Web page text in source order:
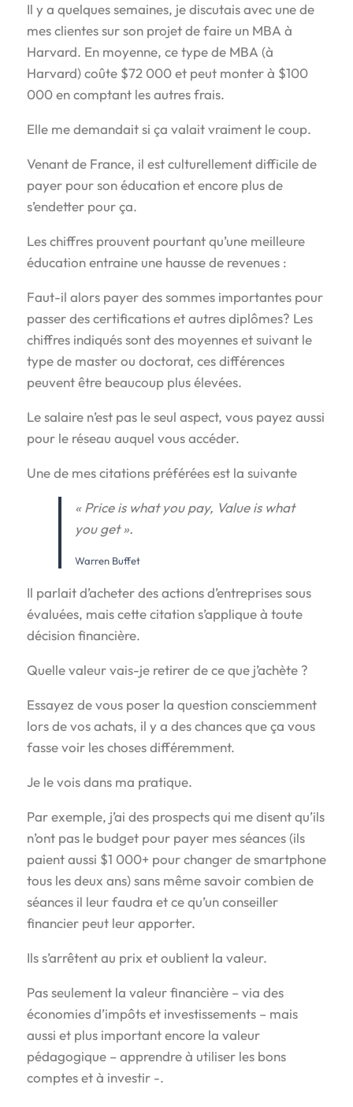
Il y a quelques semaines, je discutais avec une de
mes clientes sur son projet de faire un MBA à
Harvard. En moyenne, ce type de MBA (à
Harvard) coûte $72 000 et peut monter à $100
000 en comptant les autres frais.
Elle me demandait si ça valait vraiment le coup.
Venant de France, il est culturellement difficile de
payer pour son éducation et encore plus de
s’endetter pour ça.
Les chiffres prouvent pourtant qu’une meilleure
éducation entraine une hausse de revenues :
Faut-il alors payer des sommes importantes pour
passer des certifications et autres diplômes? Les
chiffres indiqués sont des moyennes et suivant le
type de master ou doctorat, ces différences
peuvent être beaucoup plus élevées.
Le salaire n’est pas le seul aspect, vous payez aussi
pour le réseau auquel vous accéder.
Une de mes citations préférées est la suivante
« Price is what you pay, Value is what
you get ».
Warren Buffet
Il parlait d’acheter des actions d’entreprises sous
évaluées, mais cette citation s’applique à toute
décision financière.
Quelle valeur vais-je retirer de ce que j’achète ?
Essayez de vous poser la question consciemment
lors de vos achats, il y a des chances que ça vous
fasse voir les choses différemment.
Je le vois dans ma pratique.
Par exemple, j’ai des prospects qui me disent qu’ils
n’ont pas le budget pour payer mes séances (ils
paient aussi $1 000+ pour changer de smartphone
tous les deux ans) sans même savoir combien de
séances il leur faudra et ce qu’un conseiller
financier peut leur apporter.
Ils s’arrêtent au prix et oublient la valeur.
Pas seulement la valeur financière – via des
économies d’impôts et investissements – mais
aussi et plus important encore la valeur
pédagogique – apprendre à utiliser les bons
comptes et à investir -.